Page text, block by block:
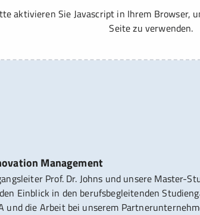
aktivieren Sie Javascript in Ihrem Browser,
Seite zu verwenden.
Management
Prof. Dr. Johns und unsere Master-
Einblick in den berufsbegleitenden
und die Arbeit bei unserem